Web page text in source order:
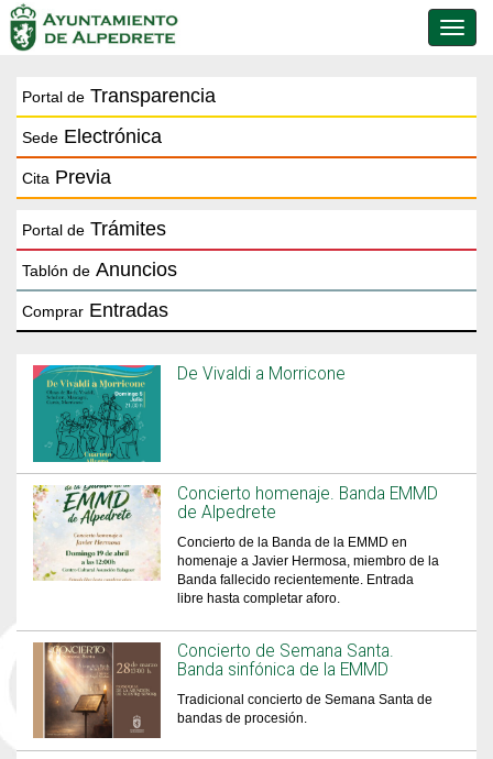
de
Portal de Transparencia
Sede Electrónica
Cita Previa
Portal de Trámites
Tablón de Anuncios
Comprar Entradas
De Vivaldi a Morricone
Concierto homenaje. Banda EMMD
de Alpedrete
Concierto de la Banda de la EMMD en
homenaje a Javier Hermosa, miembro de la
Banda fallecido recientemente. Entrada
libre hasta completar aforo.
Concierto de Semana Santa.
Banda sinfónica de la EMMD
Tradicional concierto de Semana Santa de
bandas de procesión.